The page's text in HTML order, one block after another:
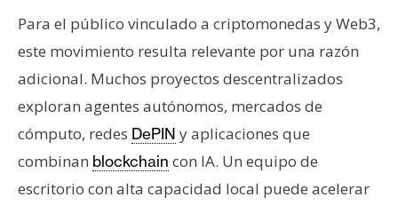
Para el público vinculado a criptomonedas y Web3,
este movimiento resulta relevante por una razón
adicional. Muchos proyectos descentralizados
exploran agentes autónomos, mercados de
cómputo, redes DePIN y aplicaciones que
combinan blockchain con IA. Un equipo de
escritorio con alta capacidad local puede acelerar